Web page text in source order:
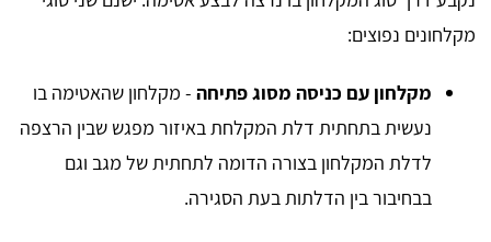
מקלחונים נפוצים:
מקלחון עם כניסה מסוג פתיחה - מקלחון שהאטימה בו
נעשית בתחתית דלת המקלחת באיזור מפגש שבין הרצפה
לדלת המקלחון בצורה הדומה לתחתית של מגב וגם
בבחיבור בין הדלתות בעת הסגירה.